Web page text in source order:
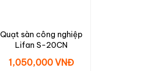
Quạt sàn công nghiệp
Lifan S-20CN
1,050,000 VNĐ